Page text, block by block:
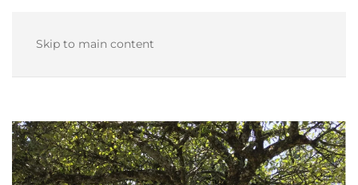
Skip to main content